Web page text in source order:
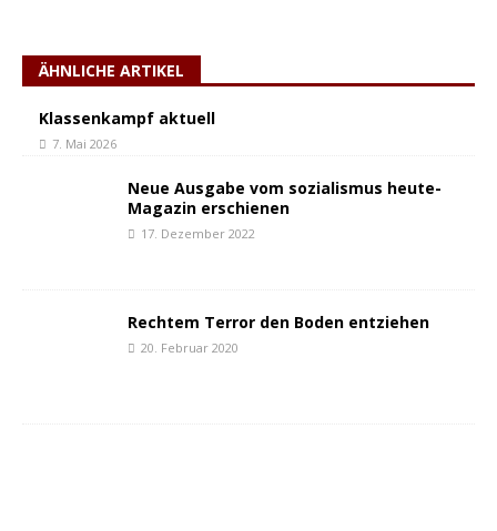
ÄHNLICHE ARTIKEL
Klassenkampf aktuell
7. Mai 2026
Neue Ausgabe vom sozialismus heute-
Magazin erschienen
17. Dezember 2022
Rechtem Terror den Boden entziehen
20. Februar 2020